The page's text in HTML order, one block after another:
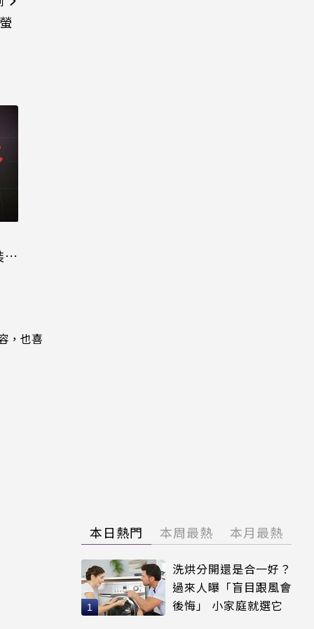
，也喜
本日熱門 本周最熱 本月最熱
洗烘分開還是合一好？
過來人曝「盲目跟風會
後悔」 小家庭就選它